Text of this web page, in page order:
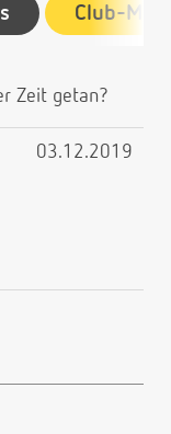
Club-
Zeit getan?
03.12.2019